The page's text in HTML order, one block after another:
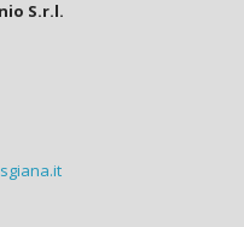
S.r.l.